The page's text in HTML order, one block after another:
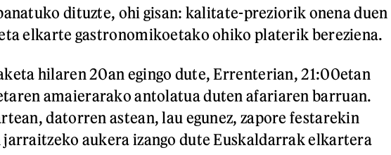
dituzte, ohi gisan: kalitate-preziorik onena duen
elkarte gastronomikoetako ohiko platerik bereziena.
hilaren 20an egingo dute, Errenterian, 21:00etan
amaierarako antolatua duten afariaren barruan.
datorren astean, lau egunez, zapore festarekin
jarraitzeko aukera izango dute Euskaldarrak elkartera